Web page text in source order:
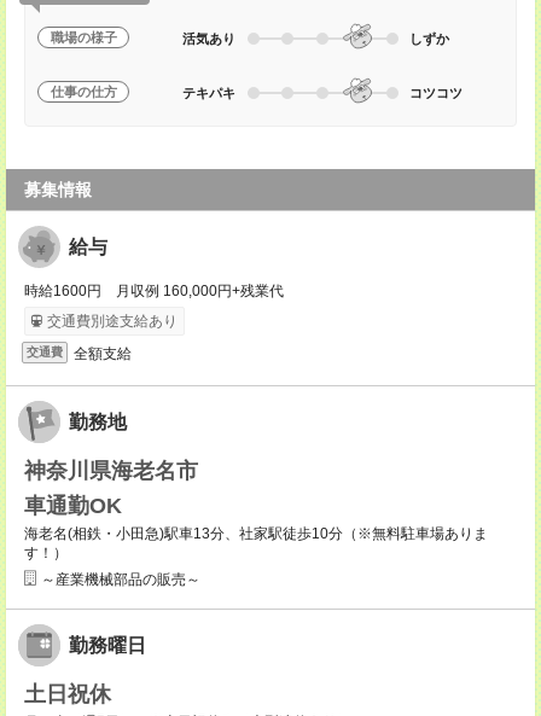
職場の様子 活気あり しずか
仕事の仕方 テキパキ コツコツ
募集情報
給与
時給1600円 月収例 160,000円+残業代
交通費別途支給あり
交通費 全額支給
勤務地
神奈川県海老名市
車通勤OK
海老名(相鉄・小田急)駅車13分、社家駅徒歩10分（※無料駐車場ありま
す！）
～産業機械部品の販売～
勤務曜日
土日祝休